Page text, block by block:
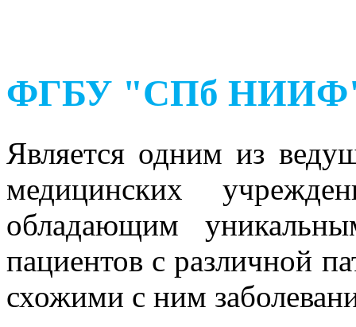
ФГБУ "СПб НИИФ"
Является одним из
медицинских
обладающим
пациентов с различной
схожими с ним